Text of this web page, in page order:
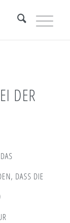
DER
DASS DIE